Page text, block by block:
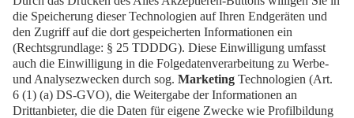
TicketsNewsblog
EN
KontaktFAQDownloadsNewsletterImpressum